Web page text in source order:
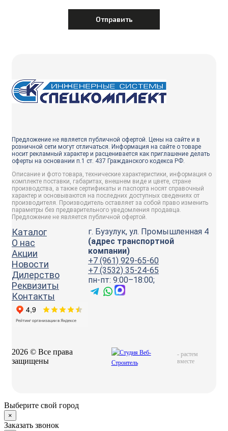
Предложение не является публичной офертой. Цены на сайте и в
розничной сети могут отличаться. Информация на сайте о товаре
носит рекламный характер и расценивается как приглашение делать
оферты на основании п.1 ст. 437 Гражданского кодекса РФ.
Описание и фото товара, технические характеристики, информация о
комплекте поставки, габаритах, внешнем виде и цвете, стране
производства, а также сертификаты и паспорта носят справочный
характер и основываются на последних доступных сведениях от
производителя. Производитель оставляет за собой право изменить
параметры без предварительного уведомления продавца.
Предложение не является публичной офертой.
Каталог
О нас
Акции
Новости
Дилерство
Реквизиты
Контакты
г. Бузулук, ул. Промышленная 4
(адрес транспортной
компании)
+7 (961) 929-65-60
+7 (3532) 35-24-65
пн-пт: 9:00–18:00;
2026 © Все права
защищены
- растем
вместе
Выберите свой город
×
Заказать звонок